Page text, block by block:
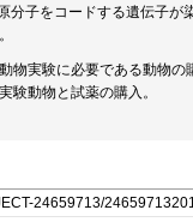
分子をコードする遺伝子が
物実験に必要である動物の
験動物と試薬の購入。